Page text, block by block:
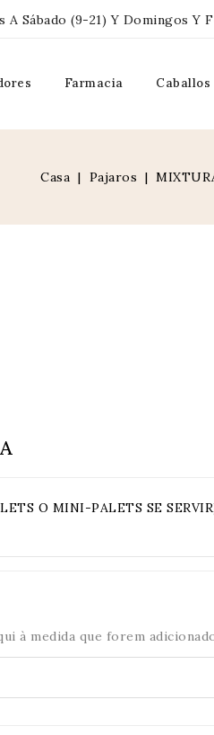
A Sábado (9-21) Y Domingos Y
Farmacia Caballos
Casa Pajaros
O MINI-PALETS SE
à medida que forem